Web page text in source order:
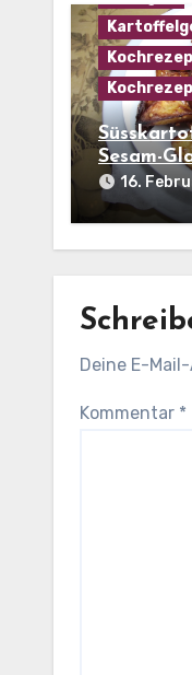
Sesam-
16.
Deine E-
Kommentar *